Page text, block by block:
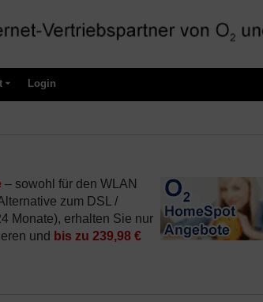
Login
– sowohl für den WLAN
zum DSL /
Monate), erhalten Sie nur
und bis zu 239,98 €